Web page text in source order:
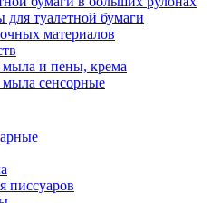
туалетной бумаги
материалов
мыла и пены, крема
сенсорные
писсуаров